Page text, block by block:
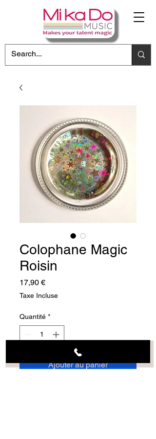
Colophane Magic
Roisin
17,90 €Prix
Taxe Incluse
Quantité *
Ajouter au panier